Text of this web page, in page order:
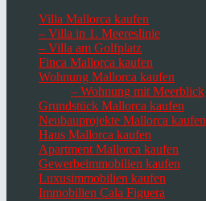
Villa Mallorca kaufen
– Villa in 1. Meereslinie
– Villa am Golfplatz
Finca Mallorca kaufen
Wohnung Mallorca kaufen
– Wohnung mit Meerblick
Grundstück Mallorca kaufen
Neubauprojekte Mallorca kaufen
Haus Mallorca kaufen
Apartment Mallorca kaufen
Gewerbeimmobilien kaufen
Luxusimmobilien kaufen
Immobilien Cala Figuera